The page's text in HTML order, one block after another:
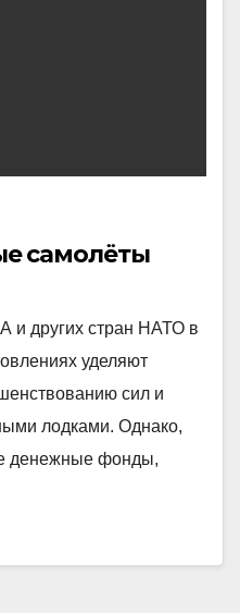
самолёты
и других стран НАТО в
уделяют
сил и
лодками. Однако,
денежные фонды,